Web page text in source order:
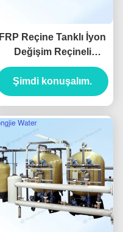
FRP Reçine Tanklı İyon
Değişim Reçineli
Otomatik PLC Kontrollü
Su Yumuşatma Sistemi
Şimdi konuşalım.